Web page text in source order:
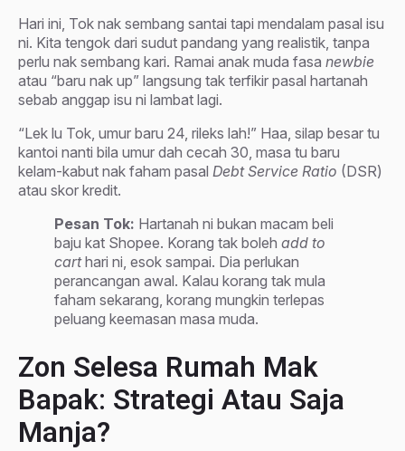
Hari ini, Tok nak sembang santai tapi mendalam pasal isu
ni. Kita tengok dari sudut pandang yang realistik, tanpa
perlu nak sembang kari. Ramai anak muda fasa newbie
atau “baru nak up” langsung tak terfikir pasal hartanah
sebab anggap isu ni lambat lagi.
“Lek lu Tok, umur baru 24, rileks lah!” Haa, silap besar tu
kantoi nanti bila umur dah cecah 30, masa tu baru
kelam-kabut nak faham pasal Debt Service Ratio (DSR)
atau skor kredit.
Pesan Tok: Hartanah ni bukan macam beli
baju kat Shopee. Korang tak boleh add to
carthari ni, esok sampai. Dia perlukan
perancangan awal. Kalau korang tak mula
faham sekarang, korang mungkin terlepas
peluang keemasan masa muda.
Zon Selesa Rumah Mak
Bapak: Strategi Atau Saja
Manja?